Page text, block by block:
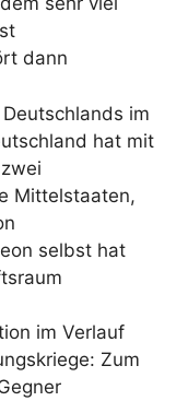
dann
im
hat mit
Mittelstaaten,
selbst hat
im Verlauf
Zum